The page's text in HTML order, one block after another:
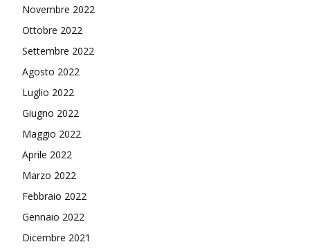
Novembre 2022
Ottobre 2022
Settembre 2022
Agosto 2022
Luglio 2022
Giugno 2022
Maggio 2022
Aprile 2022
Marzo 2022
Febbraio 2022
Gennaio 2022
Dicembre 2021